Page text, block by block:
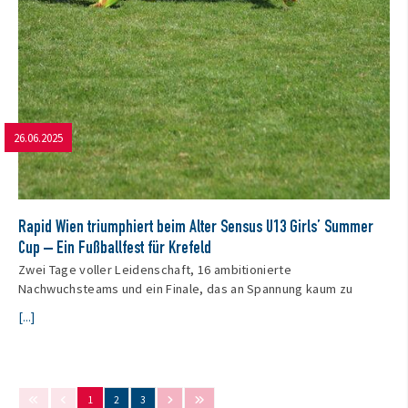
26.06.2025
Rapid Wien triumphiert beim Alter Sensus U13 Girls’ Summer
Cup – Ein Fußballfest für Krefeld
Zwei Tage voller Leidenschaft, 16 ambitionierte
Nachwuchsteams und ein Finale, das an Spannung kaum zu
[...]
1 2 3